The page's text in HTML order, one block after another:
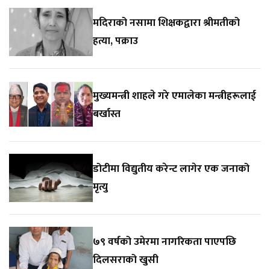
मदिराको नसामा शिक्षकद्वारा श्रीमतीको
हत्या, पक्राउ
मुख्यमन्त्री शाहले गरे एमालेका मन्त्रीहरूलाई
बर्खास्त
डोटीमा विद्युतीय करेन्ट लागेर एक जनाको
मृत्यु
७९ वर्षको उमेरमा नागरिकता पाएपछि
दिलसराको खुसी